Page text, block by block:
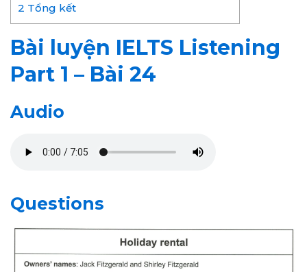
2 Tổng kết
Bài luyện IELTS Listening
Part 1 – Bài 24
Audio
Questions